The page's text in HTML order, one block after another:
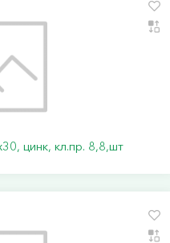
цинк, кл.пр. 8,8,шт